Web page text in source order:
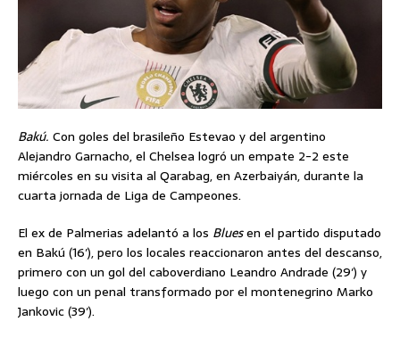
Bakú. Con goles del brasileño Estevao y del argentino
Alejandro Garnacho, el Chelsea logró un empate 2-2 este
miércoles en su visita al Qarabag, en Azerbaiyán, durante la
cuarta jornada de Liga de Campeones.
El ex de Palmerias adelantó a los Bluesen el partido disputado
en Bakú (16′), pero los locales reaccionaron antes del descanso,
primero con un gol del caboverdiano Leandro Andrade (29′) y
luego con un penal transformado por el montenegrino Marko
Jankovic (39′).